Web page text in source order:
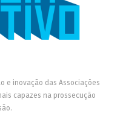
e inovação das Associações
capazes na prossecução